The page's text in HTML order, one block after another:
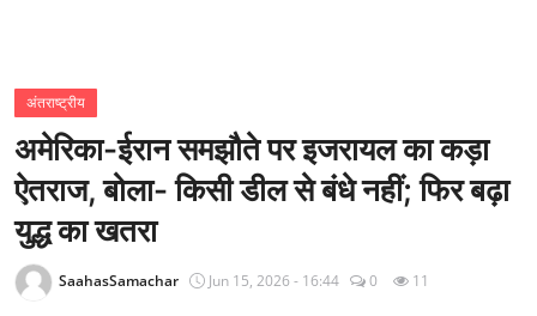
राज्य
अंतराष्ट्रीय
राजनीति
खेल
अंतराष्ट्रीय
अमेरिका-ईरान समझौते पर इजरायल का कड़ा
ऐतराज, बोला- किसी डील से बंधे नहीं; फिर बढ़ा
युद्ध का खतरा
SaahasSamachar Jun 15, 2026 - 16:44 0 11